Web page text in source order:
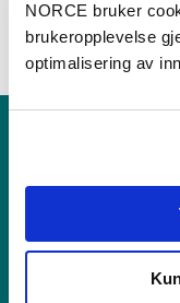
NORCE bruker
brukeropplevelse
optimalisering av